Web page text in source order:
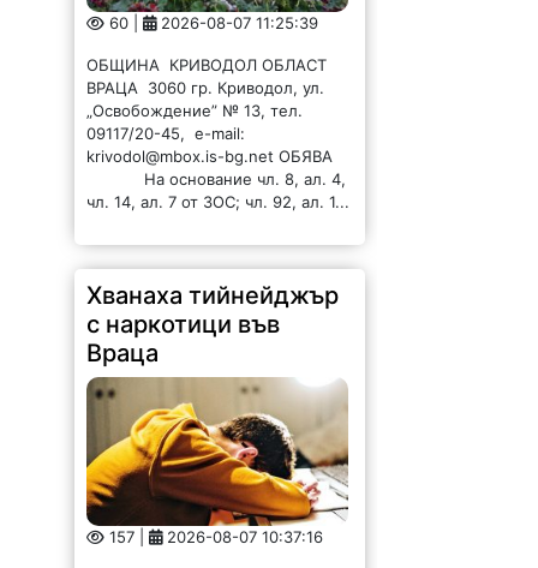
60 | 2026-08-07 11:25:39
ОБЩИНА КРИВОДОЛ ОБЛАСТ
ВРАЦА 3060 гр. Криводол, ул.
„Освобождение” № 13, тел.
09117/20-45, e-mail:
krivodol@mbox.is-bg.net ОБЯВА
На основание чл. 8, ал. 4,
чл. 14, ал. 7 от ЗОС; чл. 92, ал. 1...
Хванаха тийнейджър
с наркотици във
Враца
157 | 2026-08-07 10:37:16